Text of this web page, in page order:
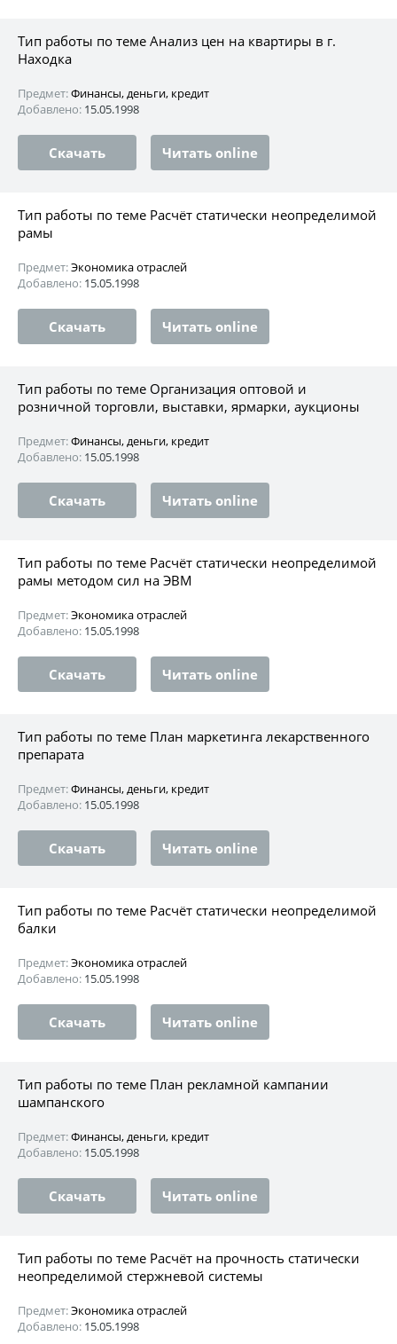
Тип работы по теме Анализ цен на квартиры в г.
Находка
Предмет:Финансы, деньги, кредит
Добавлено: 15.05.1998
Скачать Читать online
Тип работы по теме Расчёт статически неопределимой
рамы
Предмет:Экономика отраслей
Добавлено: 15.05.1998
Скачать Читать online
Тип работы по теме Организация оптовой и
розничной торговли, выставки, ярмарки, аукционы
Предмет:Финансы, деньги, кредит
Добавлено: 15.05.1998
Скачать Читать online
Тип работы по теме Расчёт статически неопределимой
рамы методом сил на ЭВМ
Предмет:Экономика отраслей
Добавлено: 15.05.1998
Скачать Читать online
Тип работы по теме План маркетинга лекарственного
препарата
Предмет:Финансы, деньги, кредит
Добавлено: 15.05.1998
Скачать Читать online
Тип работы по теме Расчёт статически неопределимой
балки
Предмет:Экономика отраслей
Добавлено: 15.05.1998
Скачать Читать online
Тип работы по теме План рекламной кампании
шампанского
Предмет:Финансы, деньги, кредит
Добавлено: 15.05.1998
Скачать Читать online
Тип работы по теме Расчёт на прочность статически
неопределимой стержневой системы
Предмет:Экономика отраслей
Добавлено: 15.05.1998